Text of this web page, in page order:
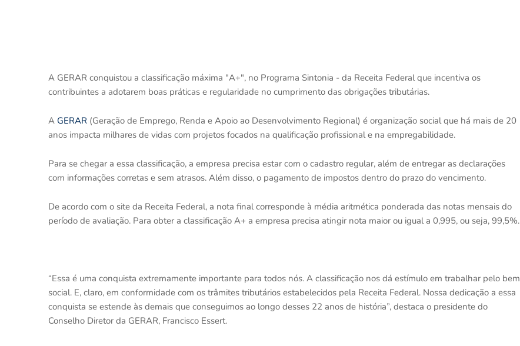
A GERAR conquistou a classificação máxima "A+", no Programa Sintonia - da Receita Federal que incentiva os
contribuintes a adotarem boas práticas e regularidade no cumprimento das obrigações tributárias.
A GERAR (Geração de Emprego, Renda e Apoio ao Desenvolvimento Regional) é organização social que há mais de 20
anos impacta milhares de vidas com projetos focados na qualificação profissional e na empregabilidade.
Para se chegar a essa classificação, a empresa precisa estar com o cadastro regular, além de entregar as declarações
com informações corretas e sem atrasos. Além disso, o pagamento de impostos dentro do prazo do vencimento.
De acordo com o site da Receita Federal, a nota final corresponde à média aritmética ponderada das notas mensais do
período de avaliação. Para obter a classificação A+ a empresa precisa atingir nota maior ou igual a 0,995, ou seja, 99,5%.
“Essa é uma conquista extremamente importante para todos nós. A classificação nos dá estímulo em trabalhar pelo bem
social. E, claro, em conformidade com os trâmites tributários estabelecidos pela Receita Federal. Nossa dedicação a essa
conquista se estende às demais que conseguimos ao longo desses 22 anos de história”, destaca o presidente do
Conselho Diretor da GERAR, Francisco Essert.